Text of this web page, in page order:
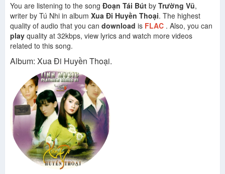
You are listening to the song Đoạn Tái Bút by Trường Vũ,
writer by Tú Nhi in album Xua Đi Huyền Thoại. The highest
quality of audio that you can download is FLAC . Also, you can
play quality at 32kbps, view lyrics and watch more videos
related to this song.
Album: Xua Đi Huyền Thoại.